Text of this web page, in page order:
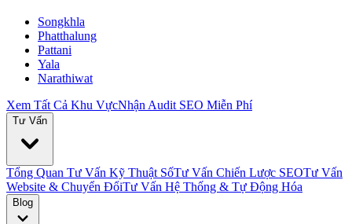
Songkhla
Phatthalung
Pattani
Yala
Narathiwat
Xem Tất Cả Khu VựcNhận Audit SEO Miễn Phí
Tư Vấn
Tổng Quan Tư Vấn Kỹ Thuật SốTư Vấn Chiến Lược SEOTư Vấn
Website & Chuyển ĐổiTư Vấn Hệ Thống & Tự Động Hóa
Blog